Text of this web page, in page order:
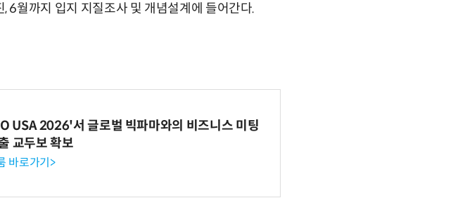
6월까지 입지 지질조사 및 개념설계에 들어간다.
USA 2026'서 글로벌 빅파마와의 비즈니스 미팅
교두보 확보
바로가기>